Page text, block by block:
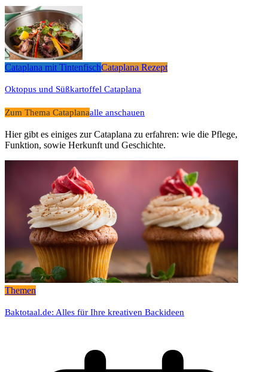
Cataplana mit TintenfischCataplana Rezept
Oktopus und Süßkartoffel Cataplana
Zum Thema Cataplanaalle anschauen
Hier gibt es einiges zur Cataplana zu erfahren: wie die Pflege,
Funktion, sowie Herkunft und Geschichte.
Themen
Baktotaal.de: Alles für Ihre kreativen Backideen